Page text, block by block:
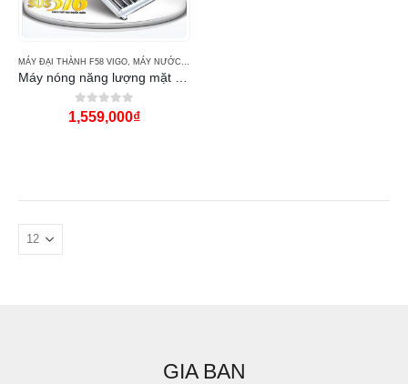
MÁY ĐẠI THÀNH F58 VIGO MÁY NƯỚC NÓNG NĂNG LƯỢNG MẶT TRỜI ĐẠI THÀNH
out of 5
1,559,000₫
GIA BAN